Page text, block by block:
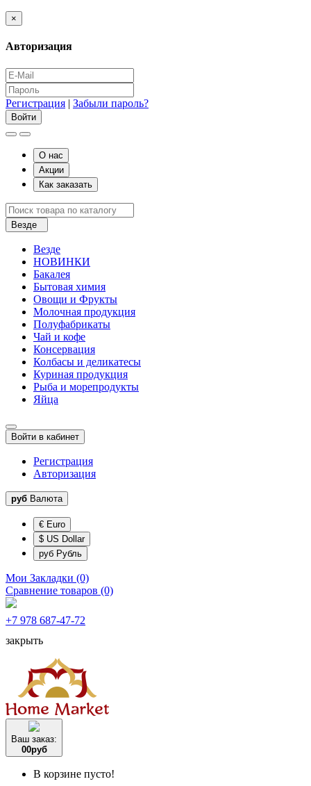
×
Авторизация
Регистрация | Забыли пароль?
О нас
Акции
Как заказать
Везде
Везде
НОВИНКИ
Бакалея
Бытовая химия
Овощи и Фрукты
Молочная продукция
Полуфабрикаты
Чай и кофе
Консервация
Колбасы и деликатесы
Куриная продукция
Рыба и морепродукты
Яйца
Войти в кабинет
Регистрация
Авторизация
руб Валюта
€ Euro
$ US Dollar
руб Рубль
Мои Закладки (0)
Сравнение товаров (0)
+7 978 687-47-72
закрыть
Ваш заказ:
00руб
В корзине пусто!